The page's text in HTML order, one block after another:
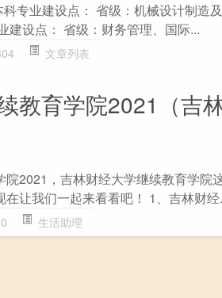
专业建设点： 省级：机械设计制造
建设点： 省级：财务管理、国际...
文章列表
教育学院2021（吉
院2021，吉林财经大学继续教育学院
让我们一起来看看吧！ 1、吉林财经
生活助理